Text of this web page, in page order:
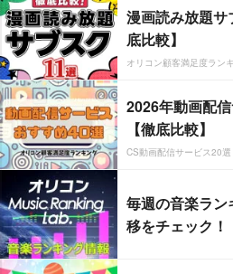
漫画読み放題
底比較】
オリコン顧客満足度ラン
2026年動画配
【徹底比較】
CS動画配信サービス20選
毎週の音楽ラ
移をチェック！